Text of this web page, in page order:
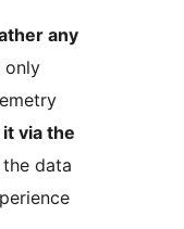
any
only
via the
data